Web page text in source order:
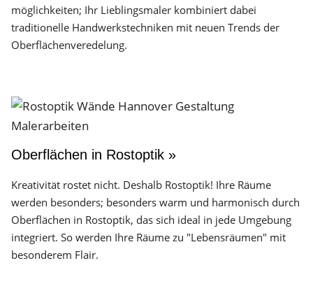
möglichkeiten; Ihr Lieblingsmaler kombiniert dabei
traditionelle Handwerks­techniken mit neuen Trends der
Oberflächen­veredelung.
Oberflächen in Rostoptik »
Kreativität rostet nicht. Deshalb Rostoptik! Ihre Räume
werden besonders; besonders warm und harmonisch durch
Oberflächen in Rostoptik, das sich ideal in jede Umgebung
integriert. So werden Ihre Räume zu "Lebensräumen" mit
besonderem Flair.